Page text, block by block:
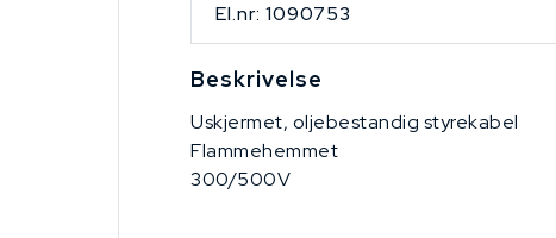
El.nr: 1090753
Beskrivelse
Uskjermet, oljebestandig styrekabel
Flammehemmet
300/500V